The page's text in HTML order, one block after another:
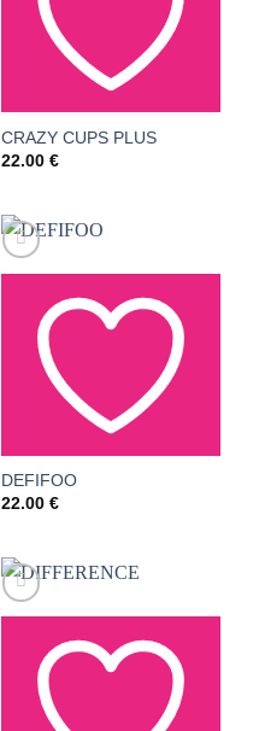
AJOUTER À LA LISTE
DE SOUHAITS
CRAZY CUPS PLUS
22.00 €
AJOUTER À LA LISTE
DE SOUHAITS
DEFIFOO
22.00 €